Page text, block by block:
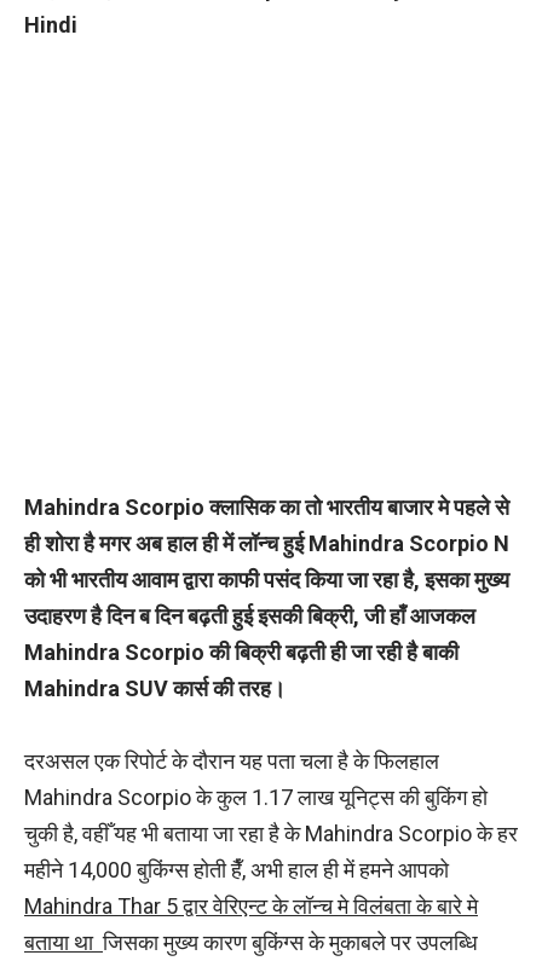
Hindi
Mahindra Scorpio क्लासिक का तो भारतीय बाजार मे पहले से
ही शोरा है मगर अब हाल ही में लॉन्च हुई Mahindra Scorpio N
को भी भारतीय आवाम द्वारा काफी पसंद किया जा रहा है, इसका मुख्य
उदाहरण है दिन ब दिन बढ़ती हुई इसकी बिक्री, जी हाँ आजकल
Mahindra Scorpio की बिक्री बढ़ती ही जा रही है बाकी
Mahindra SUV कार्स की तरह।
दरअसल एक रिपोर्ट के दौरान यह पता चला है के फिलहाल
Mahindra Scorpio के कुल 1.17 लाख यूनिट्स की बुकिंग हो
चुकी है, वहीँ यह भी बताया जा रहा है के Mahindra Scorpio के हर
महीने 14,000 बुकिंग्स होती हैँ, अभी हाल ही में हमने आपको
Mahindra Thar 5 द्वार वेरिएन्ट के लॉन्च मे विलंबता के बारे मे
बताया था जिसका मुख्य कारण बुकिंग्स के मुकाबले पर उपलब्धि